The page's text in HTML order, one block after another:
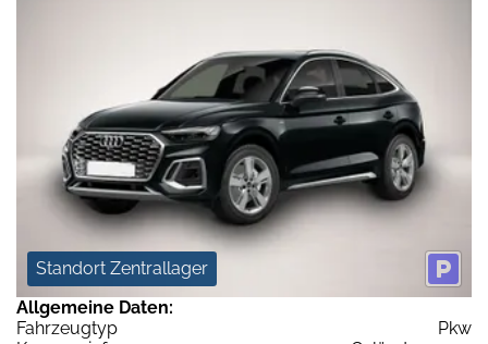
Standort Zentrallager
Allgemeine Daten:
Fahrzeugtyp
Pkw